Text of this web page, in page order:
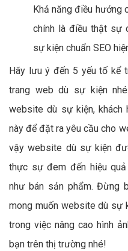
Khả năng điều hướng
chính là điều thật sự
sự kiện chuẩn SEO
Hãy lưu ý đến 5 yếu tố kể
trang web dù sự kiện
website dù sự kiện, khách
này để đặt ra yêu cầu cho
vậy website dù sự kiện
thực sự đem đến hiệu
như bán sản phẩm. Đừng
mong muốn website dù sự
trong việc nâng cao hình
bạn trên thị trường nhé!